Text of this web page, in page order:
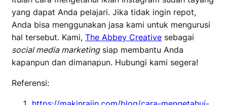
yang dapat Anda pelajari. Jika tidak ingin repot,
Anda bisa menggunakan jasa kami untuk mengurusi
hal tersebut. Kami, The Abbey Creative sebagai
social media marketingsiap membantu Anda
kapanpun dan dimanapun. Hubungi kami segera!
Referensi: